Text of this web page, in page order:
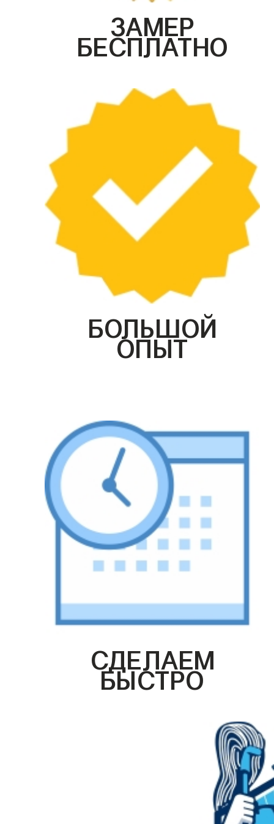
ЗАМЕР
БЕСПЛАТНО
БОЛЬШОЙ
ОПЫТ
СДЕЛАЕМ
БЫСТРО